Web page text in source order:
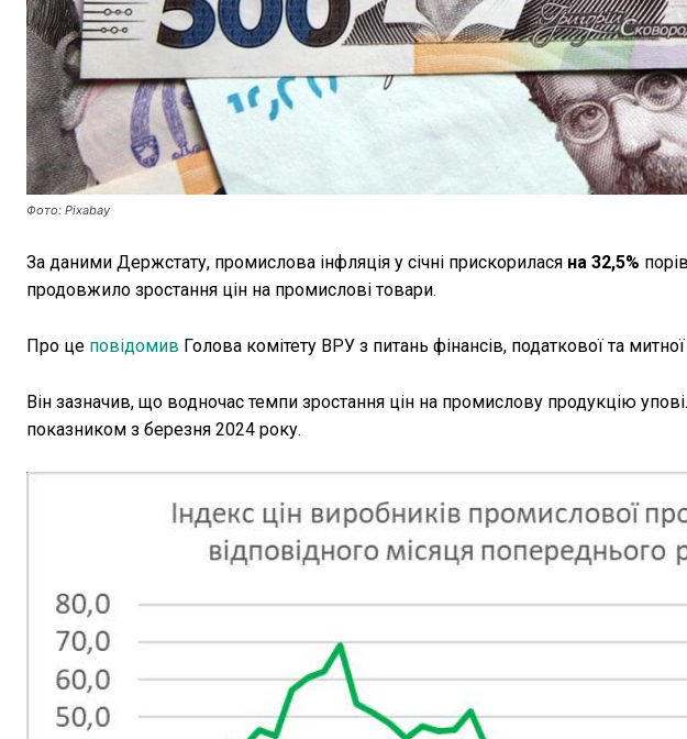
Фото: Pixabay
За даними Держстату, промислова інфляція у січні прискорилася на 32,5%
продовжило зростання цін на промислові товари.
Про це повідомив Голова комітету ВРУ з питань фінансів, податкової та
Він зазначив, що водночас темпи зростання цін на промислову продукцію
показником з березня 2024 року.